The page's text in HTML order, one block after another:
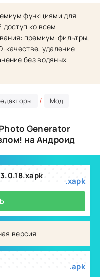
функциями для
доступ ко всем
премиум-фильтры,
качестве, удаление
без водяных
/ Мод
Generator
на Андроид
.xapk
версия
.apk